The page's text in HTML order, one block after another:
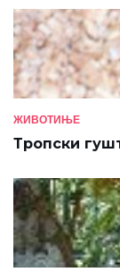
ЖИВОТИЊЕ
Тропски